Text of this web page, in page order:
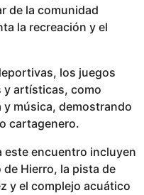
de la comunidad
la recreación y el
los juegos
y artísticas, como
música, demostrando
cartagenero.
este encuentro incluyen
Hierro, la pista de
y el complejo acuático